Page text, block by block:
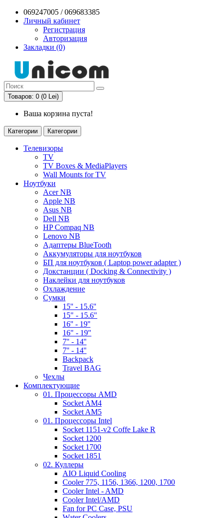
069247005 / 069683385
Личный кабинет
Регистрация
Авторизация
Закладки (0)
Товаров: 0 (0 Lei)
Ваша корзина пуста!
Категории Категории
Телевизоры
TV
TV Boxes & MediaPlayers
Wall Mounts for TV
Ноутбуки
Acer NB
Apple NB
Asus NB
Dell NB
HP Compaq NB
Lenovo NB
Адаптеры BlueTooth
Аккумуляторы для ноутбуков
БП для ноутбуков ( Laptop power adapter )
Докстанции ( Docking & Connectivity )
Наклейки для ноутбуков
Охлаждение
Сумки
15'' - 15.6''
15" - 15.6"
16'' - 19''
16" - 19"
7'' - 14''
7'' - 14''
Backpack
Travel BAG
Чехлы
Комплектующие
01. Процессоры AMD
Socket AM4
Socket AM5
01. Процессоры Intel
Socket 1151-v2 Coffe Lake R
Socket 1200
Socket 1700
Socket 1851
02. Куллеры
AIO Liquid Cooling
Cooler 775, 1156, 1366, 1200, 1700
Cooler Intel - AMD
Cooler Intel/AMD
Fan for PC Case, PSU